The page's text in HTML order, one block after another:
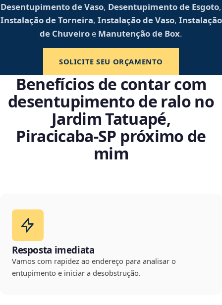
Desentupimento de Vaso, Desentupimento de Esgoto,
Instalação de Torneira, Instalação de Vaso, Instalação
de Chuveiro e Manutenção de Box.
SOLICITE SEU ORÇAMENTO
Benefícios de contar com
desentupimento de ralo no
Jardim Tatuapé,
Piracicaba‑SP próximo de
mim
Resposta imediata
Vamos com rapidez ao endereço para analisar o
entupimento e iniciar a desobstrução.